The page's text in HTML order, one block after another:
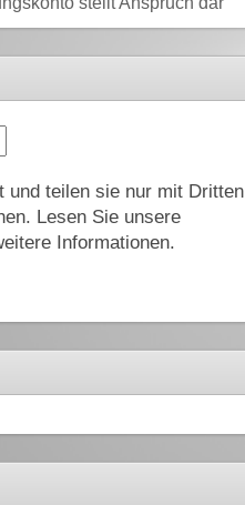
und teilen sie nur mit
Lesen Sie unsere
Informationen.